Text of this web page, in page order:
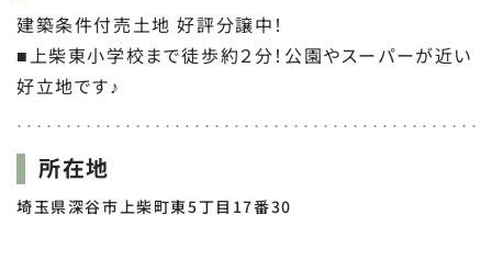
建築条件付売土地 好評分譲中！
■上柴東小学校まで徒歩約２分！公園やスーパーが近い
好立地です♪
所在地
埼玉県深谷市上柴町東5丁目17番30